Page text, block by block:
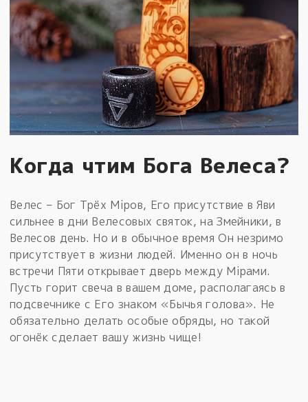
Когда чтим Бога Велеса?
Велес – Бог Трёх Мiров, Его присутствие в Яви
сильнее в дни Велесовых святок, на Змейники, в
Велесов день. Но и в обычное время Он незримо
присутствует в жизни людей. Именно он в ночь
встречи Пяти открывает дверь между Мiрами.
Пусть горит свеча в вашем доме, располагаясь в
подсвечнике с Его знаком «Бычья голова». Не
обязательно делать особые обряды, но такой
огонёк сделает вашу жизнь чище!